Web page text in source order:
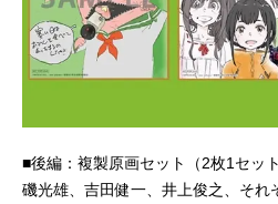
■後編：複製原画セット（2枚1セッ
磯光雄、吉田健一、井上俊之、それ